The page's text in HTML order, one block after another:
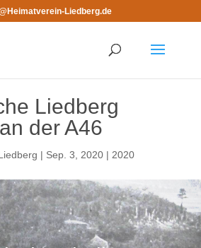
Liedberg.de
Liedberg
der A46
| Sep. 3, 2020| 2020